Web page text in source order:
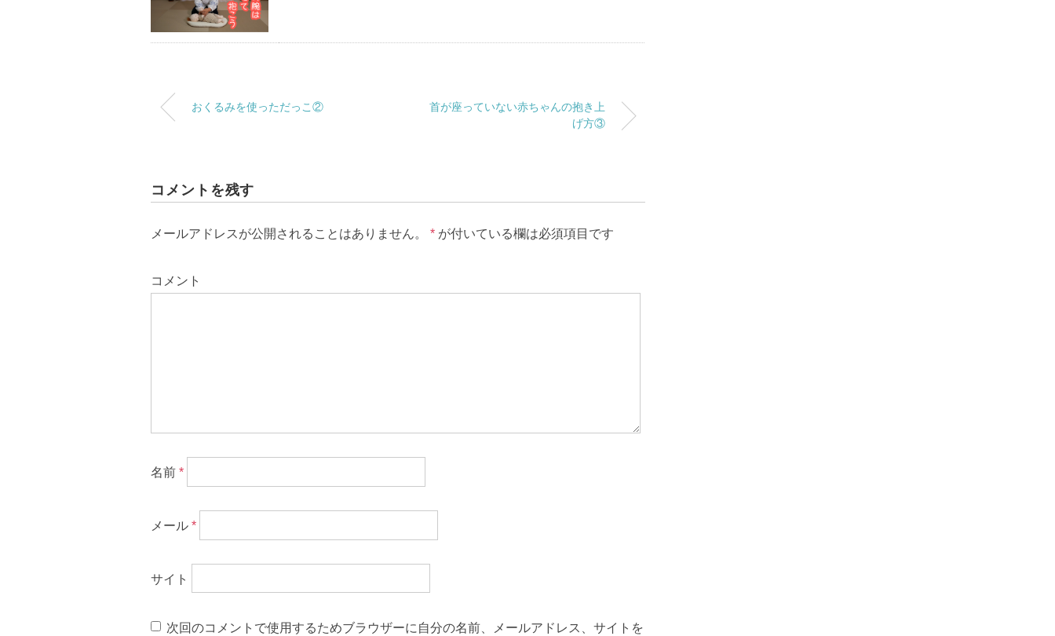
おくるみを使っただっこ②
首が座っていない赤ちゃんの抱き上
げ方③
コメントを残す
メールアドレスが公開されることはありません。 * が付いている欄は必須項目です
コメント
名前 *
メール *
サイト
次回のコメントで使用するためブラウザーに自分の名前、メールアドレス、サイトを